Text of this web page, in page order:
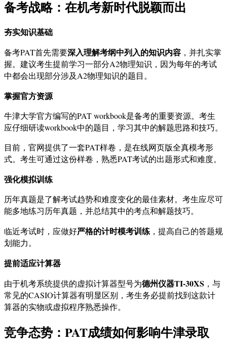
备考战略：在机考新时代脱颖而出
夯实知识基础
备考PAT首先需要深入理解考纲中列入的知识内容 ，并扎实掌
握。建议考生提前学习一部分A2物理知识，因为每年的考试
中都会出现部分涉及A2物理知识的题目。
掌握官方资源
牛津大学官方编写的PAT workbook是备考的重要资源。考生
应仔细研读workbook中的题目，学习其中的解题思路和技巧。
目前，官网提供了一套PAT样卷，是在线网页版全真模考形
式。考生可通过这份样卷，熟悉PAT考试的出题形式和难度。
强化模拟训练
历年真题是了解考试趋势和难度变化的最佳素材。考生应尽可
能多地练习历年真题，并总结其中的考点和解题技巧。
临近考试时，应做好严格的计时模考训练 ，提高自己的答题规
划能力。
提前适应计算器
由于机考系统提供的虚拟计算器型号为德州仪器TI-30XS ，与
常见的CASIO计算器有明显区别，考生务必提前找到这款计
算器的实物或虚拟程序熟悉操作。
竞争态势：PAT成绩如何影响牛津录取